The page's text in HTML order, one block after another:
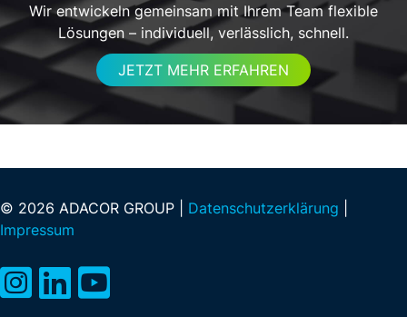
Wir entwickeln gemeinsam mit Ihrem Team flexible
Lösungen – individuell, verlässlich, schnell.
JETZT MEHR ERFAHREN
© 2026 ADACOR GROUP | Datenschutzerklärung
Impressum